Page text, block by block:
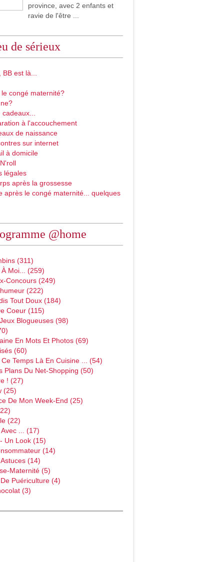
province, avec 2 enfants et
ravie de l'être ...
de sérieux
est là...
congé maternité?
à l'accouchement
de naissance
sur internet
à domicile
légales
après la grossesse
après le congé maternité... quelques
@home
(311)
À Moi... (259)
Concours (249)
(222)
Tout Doux (184)
Coeur (115)
Blogueuses (98)
En Mots Et Photos (69)
(60)
Temps Là En Cuisine ... (54)
Plans Du Net-Shopping (50)
! (27)
(25)
De Mon Week-End (25)
(22)
... (17)
Un Look (15)
(14)
(14)
Maternité (5)
Puériculture (4)
(3)